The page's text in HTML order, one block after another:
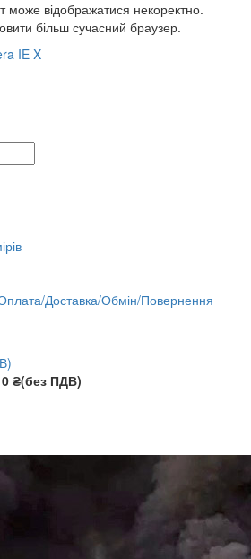
може відображатися некоректно.
більш сучасний браузер.
IE X
Доставка/Обмін/Повернення
0 ₴(без ПДВ)